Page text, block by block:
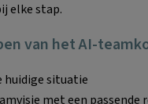
elke stap.
van het AI-
huidige situatie
met een passende